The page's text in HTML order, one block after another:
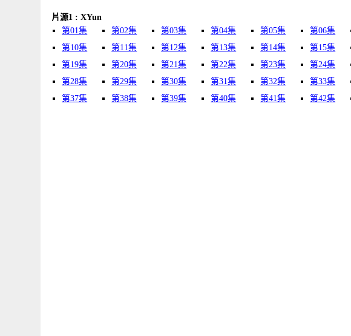
片源1 : XYun
第01集
第02集 第03集 第04集 第05集 第06集
第10集
第11集 第12集 第13集 第14集 第15集
第19集
第20集 第21集 第22集 第23集 第24集
第28集
第29集 第30集 第31集 第32集 第33集
第37集
第38集 第39集 第40集 第41集 第42集